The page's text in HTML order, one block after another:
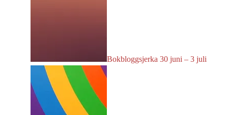
Bokbloggsjerka 30 juni – 3 juli